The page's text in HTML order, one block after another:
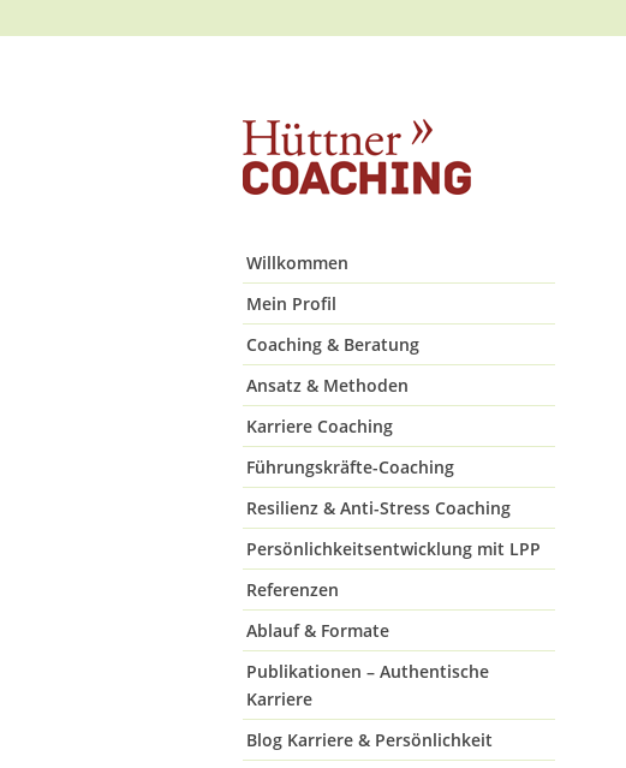
Willkommen
Mein Profil
Coaching & Beratung
Ansatz & Methoden
Karriere Coaching
Führungskräfte-Coaching
Resilienz & Anti-Stress Coaching
Persönlichkeitsentwicklung mit LPP
Referenzen
Ablauf & Formate
Publikationen – Authentische
Karriere
Blog Karriere & Persönlichkeit